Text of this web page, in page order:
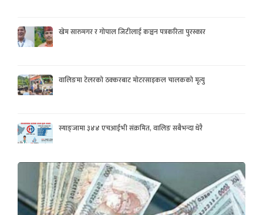
खेम सारुमगर र गोपाल जिटीलाई कञ्चन पत्रकरिता पुरस्कार
वालिङमा टेलरको ठक्करबाट मोटरसाइकल चालकको मृत्यु
स्याङ्जामा ३४४ एचआईभी संक्रमित, वालिङ सबैभन्दा धेरै